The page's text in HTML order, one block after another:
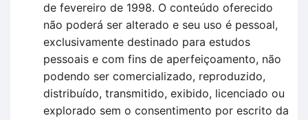
de fevereiro de 1998. O conteúdo oferecido
não poderá ser alterado e seu uso é pessoal,
exclusivamente destinado para estudos
pessoais e com fins de aperfeiçoamento, não
podendo ser comercializado, reproduzido,
distribuído, transmitido, exibido, licenciado ou
explorado sem o consentimento por escrito da